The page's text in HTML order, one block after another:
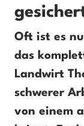
Oft ist es
das
Landwirt
schwerer
von einem